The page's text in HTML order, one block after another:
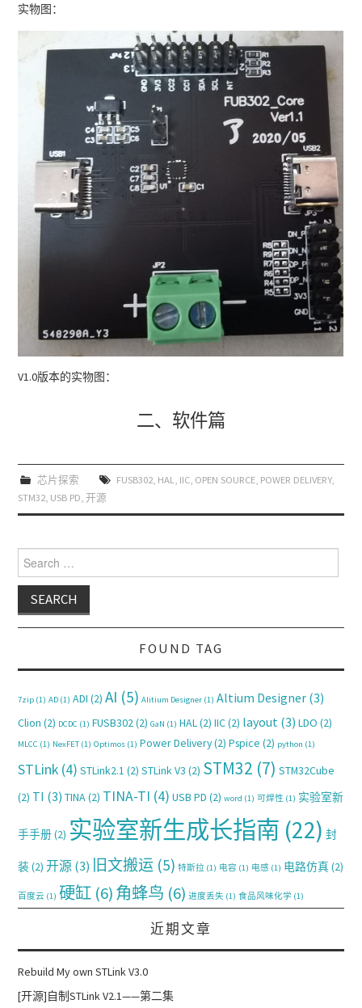
实物图：
V1.0版本的实物图：
二、软件篇
芯片探索 FUSB302, HAL, IIC, OPEN SOURCE, POWER DELIVERY,
STM32, USB PD,开源
Search for:
FOUND TAG
7zip (1) AD (1) ADI (2) AI (5) Alitium Designer (1) Altium Designer (3)
Clion (2) DCDC (1) FUSB302(2) GaN (1) HAL(2) IIC(2) layout (3) LDO (2)
MLCC (1) NexFET (1) Optimos (1) Power Delivery(2) Pspice (2) python (1)
STLink (4) STLink2.1 (2) STLink V3 (2) STM32 (7) STM32Cube
(2) TI (3) TINA(2) TINA-TI (4) USB PD (2) word (1) 可焊性 (1) 实验室新
手手册(2) 实验室新生成长指南 (22) 封
装 (2) 开源 (3) 旧文搬运 (5) 特斯拉 (1) 电容 (1) 电感 (1) 电路仿真 (2)
百度云 (1) 硬缸 (6)角蜂鸟 (6) 进度丢失 (1) 食品风味化学 (1)
近期文章
Rebuild My own STLink V3.0
[开源]自制STLink V2.1——第二集